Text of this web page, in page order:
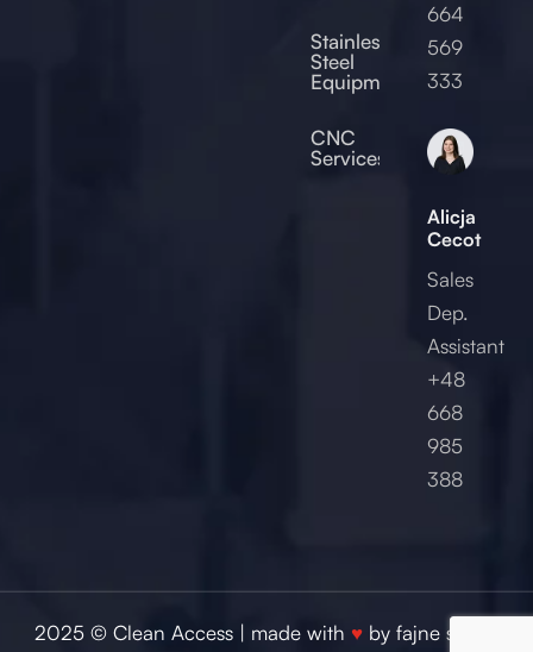
Stainless
Steel
Equipment
CNC
Services
664
569
333
Alicja
Cecot
Sales
Dep.
Assistant
+48
668
985
388
2025 © Clean Access | made with ♥by fajne studio